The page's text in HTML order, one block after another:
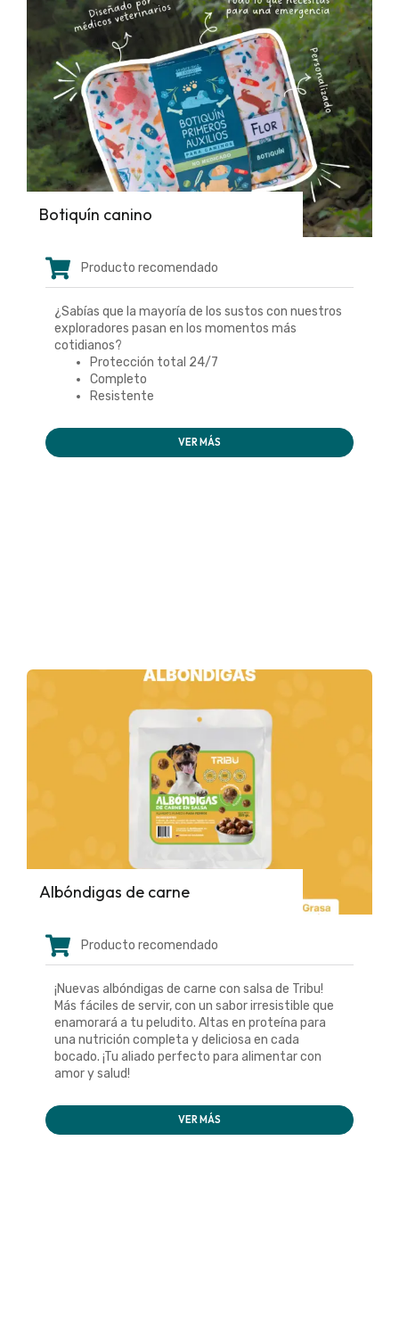
Botiquín canino
Producto recomendado
¿Sabías que la mayoría de los sustos con nuestros
exploradores pasan en los momentos más
cotidianos?
Protección total 24/7
Completo
Resistente
VER MÁS
Albóndigas de carne
Producto recomendado
¡Nuevas albóndigas de carne con salsa de Tribu!
Más fáciles de servir, con un sabor irresistible que
enamorará a tu peludito. Altas en proteína para
una nutrición completa y deliciosa en cada
bocado. ¡Tu aliado perfecto para alimentar con
amor y salud!
VER MÁS